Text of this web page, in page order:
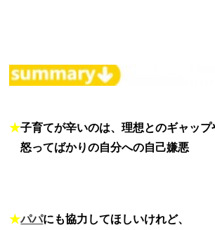
★子育てが辛いのは、理想とのギャップ
★怒ってばかりの自分への自己嫌悪
★パパにも協力してほしいけれど、